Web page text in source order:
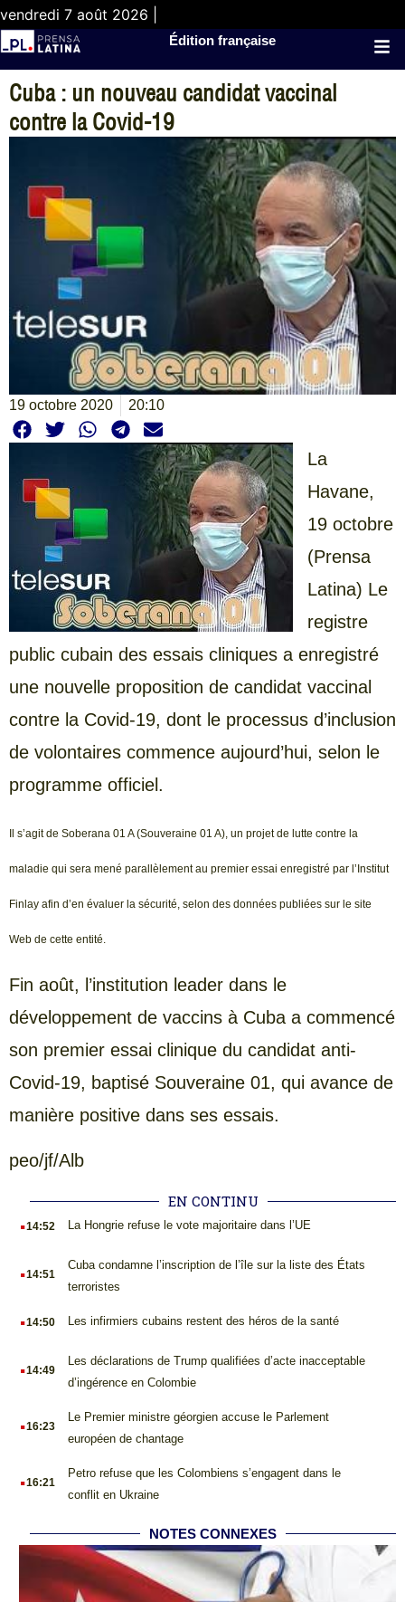
vendredi 7 août 2026 |
Édition française
Cuba : un nouveau candidat vaccinal
contre la Covid-19
19 octobre 2020 20:10
La
Havane,
19 octobre
(Prensa
Latina) Le
registre
public cubain des essais cliniques a enregistré
une nouvelle proposition de candidat vaccinal
contre la Covid-19, dont le processus d’inclusion
de volontaires commence aujourd’hui, selon le
programme officiel.
Il s’agit de Soberana 01 A (Souveraine 01 A), un projet de lutte contre la
maladie qui sera mené parallèlement au premier essai enregistré par l’Institut
Finlay afin d’en évaluer la sécurité, selon des données publiées sur le site
Web de cette entité.
Fin août, l’institution leader dans le
développement de vaccins à Cuba a commencé
son premier essai clinique du candidat anti-
Covid-19, baptisé Souveraine 01, qui avance de
manière positive dans ses essais.
peo/jf/Alb
EN CONTINU
.14:52 La Hongrie refuse le vote majoritaire dans l’UE
.14:51
Cuba condamne l’inscription de l’île sur la liste des États
terroristes
.14:50 Les infirmiers cubains restent des héros de la santé
.14:49
Les déclarations de Trump qualifiées d’acte inacceptable
d’ingérence en Colombie
.16:23
Le Premier ministre géorgien accuse le Parlement
européen de chantage
.16:21
Petro refuse que les Colombiens s’engagent dans le
conflit en Ukraine
NOTES CONNEXES